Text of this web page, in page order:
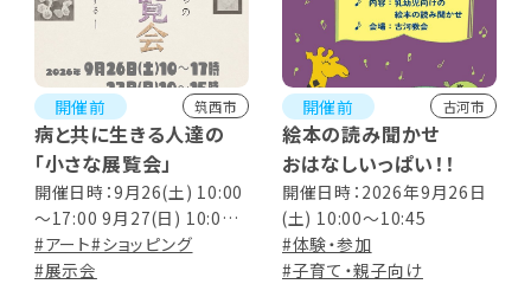
開催前 筑西市
病と共に生きる人達の
「小さな展覧会」
開催日時：9月26(土) 10:00
～17:00 9月27(日) 10:00
～15:00
#アート#ショッピング
#展示会
開催前 古河市
絵本の読み聞かせ
おはなしいっぱい！！
開催日時：2026年9月26日
(土) 10:00～10:45
#体験・参加
#子育て・親子向け